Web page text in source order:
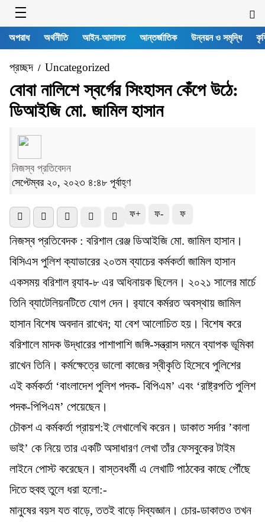
অপরাধ অর্থনীতি আইন-আদালত আন্তর্জাতিক উন্নয়ন ও সমৃদ্ধি
প্রচ্ছদ/ Uncategorized
বোবা নালিশে স্বর্গের সিংহাসন কেঁপে উঠে:
ডিআইজি মো. জামিল হাসান
নিজস্ব প্রতিবেদন
সেপ্টেম্বর ২০, ২০২৩ ৪:৪৮ পূর্বাহ্ণ
ফ+ ফ- ফ
নিজস্ব প্রতিবেদক : বরিশাল রেঞ্জ ডিআইজি মো. জামিল হাসান।
বিসিএস পুলিশ ক্যাডারের ২০তম ব্যাচের কর্মকর্তা জামিল হাসান
একসময় বরিশাল র‌্যাব-৮ এর অধিনায়ক ছিলেন। ২০২১ সালের মার্চে
তিনি ব্যাটেলিয়নটিতে যোগ দেন। র‌্যাবে কর্মরত অবস্থায় জামিল
হাসান বিশেষ অবদান রাখেন; যা বেশ আলোচিত হয়। বিশেষ করে
বরিশালে মাদক উদ্ধারের পাশাপাশি জঙ্গি-সন্ত্রাস দমনে ব্যাপক ভূমিকা
রাখেন তিনি। কর্মক্ষেত্রে ভালো কাজের স্বীকৃতি হিসেবে পুলিশের
এই কর্মকর্তা ‘বাংলাদেশ পুলিশ পদক- বিপিএম’ এবং ‘রাষ্ট্রপতি পুলিশ
পদক-পিপিএম’ পেয়েছেন।
চৌকশ এ কর্মকর্তা প্রায়শ:ই লেখালেখি করেন। ডাকাত সর্দার ‌’কালা
ভাই’ কে নিয়ে তার একটি অসাধারণ লেখা তাঁর ফেসবুকের টাইম
লাইনে পোস্ট করেছেন। বাস্তবধর্মী এ লেখাটি পাঠকের কাছে পৌঁছে
দিতে হুবহু তুলে ধরা হলো:-
মানুষের বয়স যত বাড়ে, ততই বাড়ে দিব্যজ্ঞান। চোর-ডাকাতও তখন